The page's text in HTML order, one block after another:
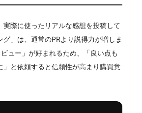
実際に使ったリアルな感想を投稿して
グ」は、通常のPRより説得力が増しま
ュー」が好まれるため、「良い点も
」と依頼すると信頼性が高まり購買意